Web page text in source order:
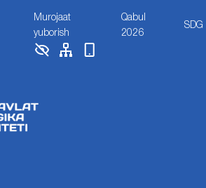
Murojaat
yuborish
Qabul
2026
SDG